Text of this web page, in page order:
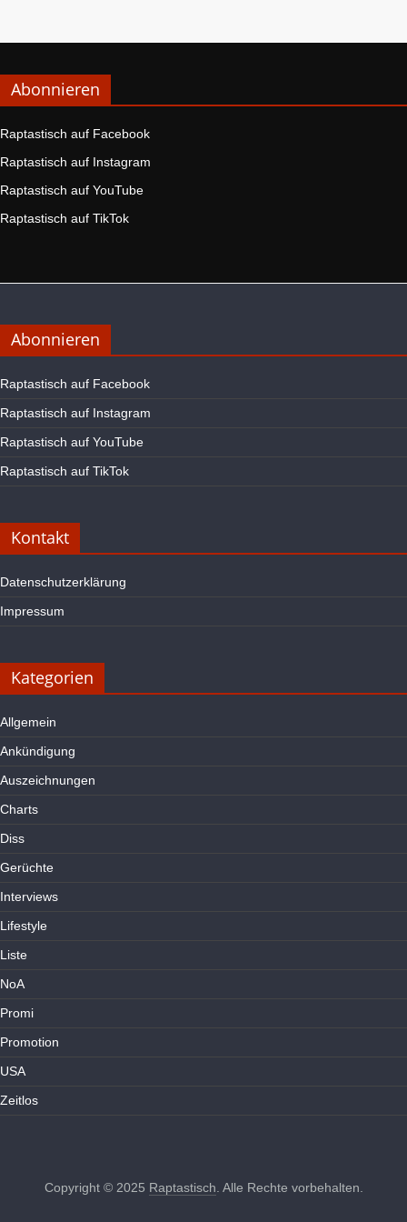
Abonnieren
Raptastisch auf Facebook
Raptastisch auf Instagram
Raptastisch auf YouTube
Raptastisch auf TikTok
Abonnieren
Raptastisch auf Facebook
Raptastisch auf Instagram
Raptastisch auf YouTube
Raptastisch auf TikTok
Kontakt
Datenschutzerklärung
Impressum
Kategorien
Allgemein
Ankündigung
Auszeichnungen
Charts
Diss
Gerüchte
Interviews
Lifestyle
Liste
NoA
Promi
Promotion
USA
Zeitlos
Copyright © 2025 Raptastisch. Alle Rechte vorbehalten.